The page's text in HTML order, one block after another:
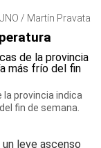
/ Martín Pravata
provincia indica
fin de semana.
leve ascenso